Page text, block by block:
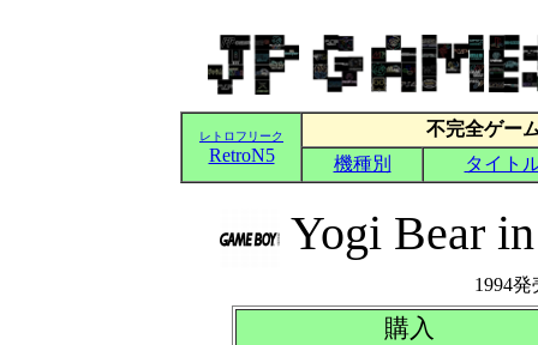
Yogi Bear
1994
購入